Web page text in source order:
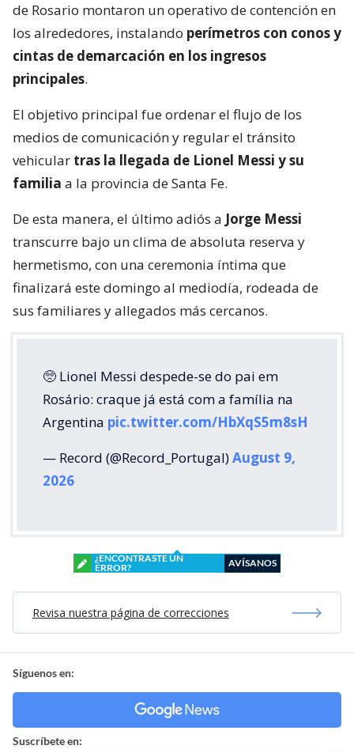
de Rosario montaron un operativo de contención en
los alrededores, instalando perímetros con conos y
cintas de demarcación en los ingresos
principales.
El objetivo principal fue ordenar el flujo de los
medios de comunicación y regular el tránsito
vehicular tras la llegada de Lionel Messi y su
familia a la provincia de Santa Fe.
De esta manera, el último adiós a Jorge Messi
transcurre bajo un clima de absoluta reserva y
hermetismo, con una ceremonia íntima que
finalizará este domingo al mediodía, rodeada de
sus familiares y allegados más cercanos.
🥺 Lionel Messi despede-se do pai em
Rosário: craque já está com a família na
Argentina pic.twitter.com/HbXqS5m8sH
— Record (@Record_Portugal)August 9,
2026
¿ENCONTRASTE UN
ERROR?
AVÍSANOS
Revisa nuestra página de correcciones
Síguenos en:
Suscríbete en: